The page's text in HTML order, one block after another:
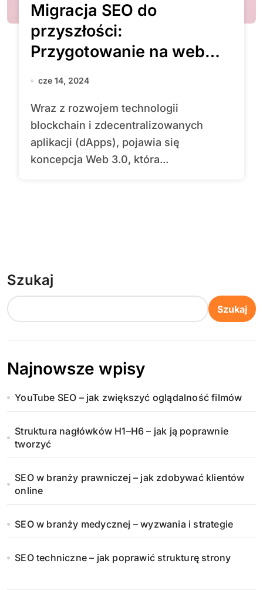
Migracja SEO do
przyszłości:
Przygotowanie na web
3.0 i zdecentralizowany
cze 14, 2024
Wraz z rozwojem technologii
blockchain i zdecentralizowanych
aplikacji (dApps), pojawia się
koncepcja Web 3.0, która...
Szukaj
Szukaj
Najnowsze wpisy
YouTube SEO – jak zwiększyć oglądalność filmów
Struktura nagłówków H1–H6 – jak ją poprawnie
tworzyć
SEO w branży prawniczej – jak zdobywać klientów
online
SEO w branży medycznej – wyzwania i strategie
SEO techniczne – jak poprawić strukturę strony